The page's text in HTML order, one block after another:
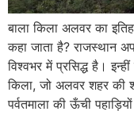
बाला किला अलवर का
कहा जाता है? राजस्थान
विश्वभर में प्रसिद्ध है।
किला, जो अलवर शहर की
पर्वतमाला की ऊँची